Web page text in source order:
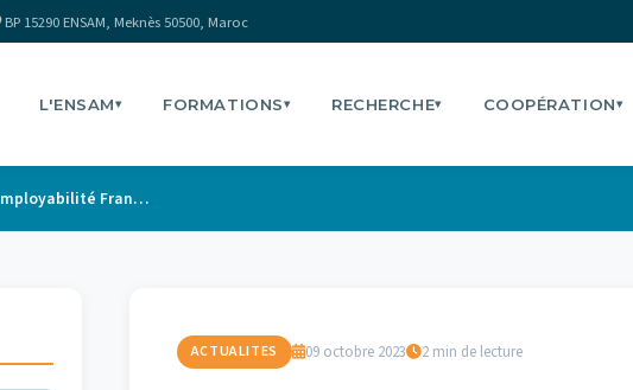
BP 15290 ENSAM, Meknès 50500, Maroc
L'ENSAM▾ FORMATIONS▾ RECHERCHE▾ COOPÉRATION▾
Inauguration du Centre d’Employabilité Francophone
ACTUALITES 09 octobre 2023 2 min de lecture